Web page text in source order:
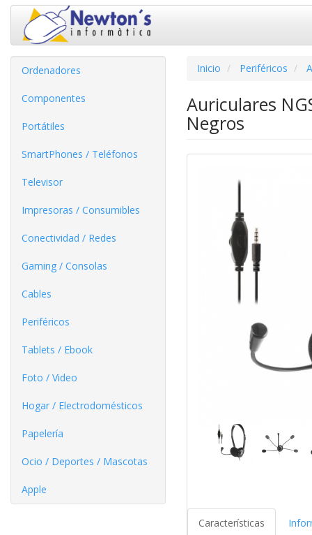
Ordenadores
Componentes
Portátiles
SmartPhones / Teléfonos
Televisor
Impresoras / Consumibles
Conectividad / Redes
Gaming / Consolas
Cables
Periféricos
Tablets / Ebook
Foto / Video
Hogar / Electrodomésticos
Papelería
Ocio / Deportes / Mascotas
Apple
Inicio Periféricos
Auriculares
Negros
Características